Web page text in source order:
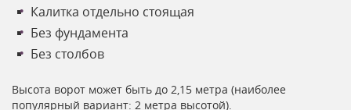
Калитка отдельно стоящая
Без фундамента
Без столбов
Высота ворот может быть до 2,15 метра (наиболее
популярный вариант: 2 метра высотой).